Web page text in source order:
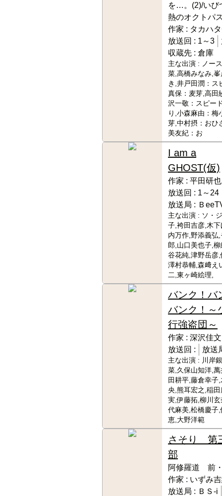
を…。(2)/いび
熱のオクトパ
作家 : タカハ
放送回 : 1～3
収蔵先 : 倉庫
主な出演 : ノー
菜,高橋みなみ,
き,井戸田潤：ス
真保：麦芽,高田
沢一敬：スピー
り,小森麻由：梅
芽,中村摂：おひ
美友紀：お
I am a
GHOST(仮)
作家 : 平田研也
放送回 : 1～24
放送局 : Ｂ
主な出演 : ソ・
子,袴田吉彦,木
内万作,野添義弘
郎,山口美也子,
谷花純,津野岳彦
澤村恭輔,森﨑え
二,東ヶ崎絵理,
バンク！バ
バンク！～
行強盗団～
作家 : 深沢佳
放送回 :
放送
主な出演 : 川岸
菜,久保山知洋,
田耕平,藤倉幸子
央,熊耳宏之,稲
実,伊藤拓,柳川
代麻美,松橋慶子
恵,大野洋範
さそり 第
部
阿修羅道 前
作家 : いずみ
放送局 : ＢＳ-i